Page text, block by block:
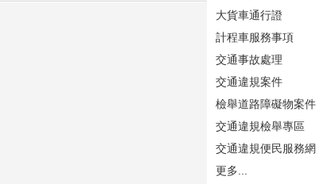
大貨車通行證
計程車服務事項
交通事故處理
交通違規案件
檢舉道路障礙物案件
交通違規檢舉專區
交通違規便民服務網
更多...